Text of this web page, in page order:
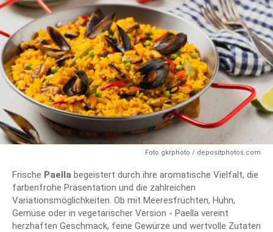
Foto gkrphoto / depositphotos.com
Frische Paella begeistert durch ihre aromatische Vielfalt, die
farbenfrohe Präsentation und die zahlreichen
Variationsmöglichkeiten. Ob mit Meeresfrüchten, Huhn,
Gemüse oder in vegetarischer Version - Paella vereint
herzhaften Geschmack, feine Gewürze und wertvolle Zutaten